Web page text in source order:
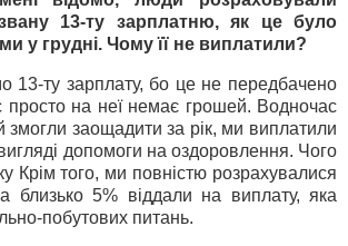
13-ту зарплатню, як це було
у грудні. Чому її не виплатили?
ту зарплату, бо це не передбачено
на неї немає грошей. Водночас
змогли заощадити за рік, ми виплатили
допомоги на оздоровлення. Чого
Крім того, ми повністю розрахувалися
близько 5% віддали на виплату, яка
побутових питань.